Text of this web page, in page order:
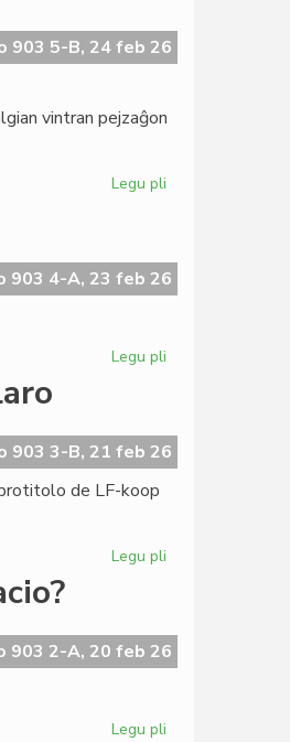
KCE-
iniciato
903 5-B, 24 feb 26
vintran pejzaĝon
Legu pli
frue
ĉe
903 4-A, 23 feb 26
Legu pli
Fina
Venko
903 3-B, 21 feb 26
de LF-koop
Legu pli
la
originala
903 2-A, 20 feb 26
Legu pli